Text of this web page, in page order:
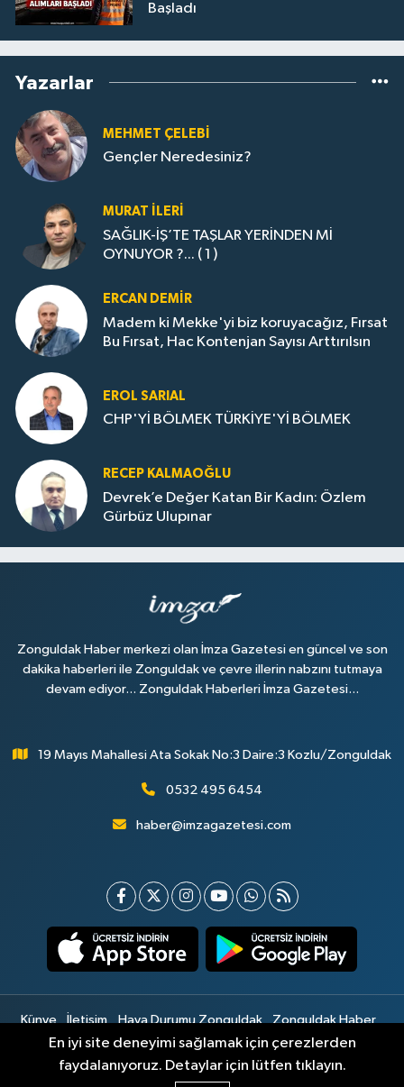
Başladı
Yazarlar
MEHMET ÇELEBI
Gençler Neredesiniz?
MURAT İLERI
SAĞLIK-İŞ’TE TAŞLAR YERİNDEN Mİ
OYNUYOR ?... ( 1 )
ERCAN DEMIR
Madem ki Mekke'yi biz koruyacağız, Fırsat
Bu Fırsat, Hac Kontenjan Sayısı Arttırılsın
EROL SARIAL
CHP'Yİ BÖLMEK TÜRKİYE'Yİ BÖLMEK
RECEP KALMAOĞLU
Devrek’e Değer Katan Bir Kadın: Özlem
Gürbüz Ulupınar
Zonguldak Haber merkezi olan İmza Gazetesi en güncel ve son
dakika haberleri ile Zonguldak ve çevre illerin nabzını tutmaya
devam ediyor... Zonguldak Haberleri İmza Gazetesi...
19 Mayıs Mahallesi Ata Sokak No:3 Daire:3 Kozlu/Zonguldak
0532 495 6454
haber@imzagazetesi.com
Künye İletişim Hava Durumu Zonguldak
Zonguldak Haber
Gizlilik Sözleşmesi
Hizmet Şartları Sitemap
En iyi site deneyimi sağlamak için çerezlerden
faydalanıyoruz. Detaylar için lütfen tıklayın.